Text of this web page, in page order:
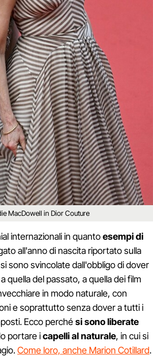
MacDowell in Dior Couture
internazionali in quantoesempi di
all'anno di nascita riportato sulla
sono svincolate dall'obbligo di dover
quella del passato, a quella dei film
in modo naturale, con
e soprattutto senza dover a tutti i
Ecco perchési sono liberate
portare icapelli al naturale, in cui si
Come loro, anche Marion Cotillard.